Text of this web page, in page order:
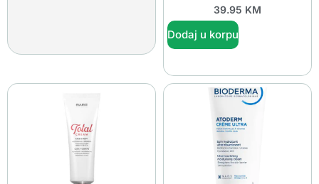
39.95 KM
Dodaj u korpu